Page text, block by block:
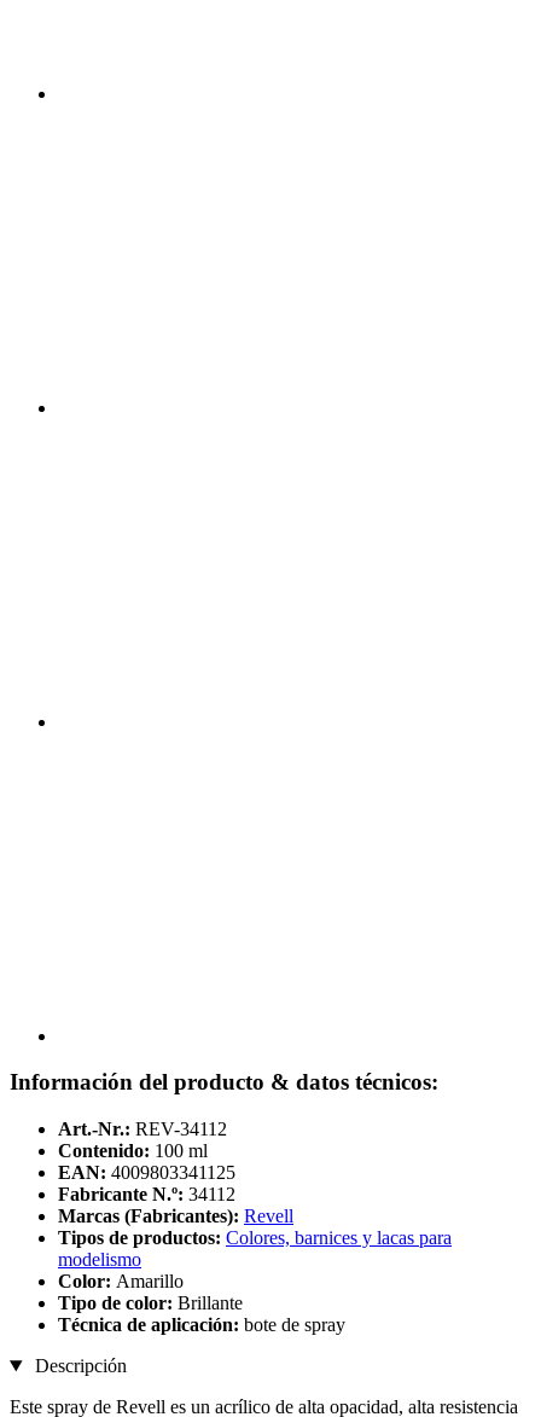
Información del producto & datos técnicos:
Art.-Nr.: REV-34112
Contenido: 100 ml
EAN: 4009803341125
Fabricante N.º: 34112
Marcas (Fabricantes): Revell
Tipos de productos: Colores, barnices y lacas para
modelismo
Color: Amarillo
Tipo de color: Brillante
Técnica de aplicación: bote de spray
Descripción
Este spray de Revell es un acrílico de alta opacidad, alta resistencia